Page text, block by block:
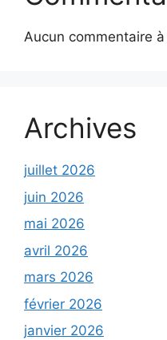
Aucun commentaire
Archives
juillet 2026
juin 2026
mai 2026
avril 2026
mars 2026
février 2026
janvier 2026